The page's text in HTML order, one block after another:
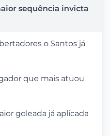
sequência invicta
o Santos já
que mais atuou
goleada já aplicada